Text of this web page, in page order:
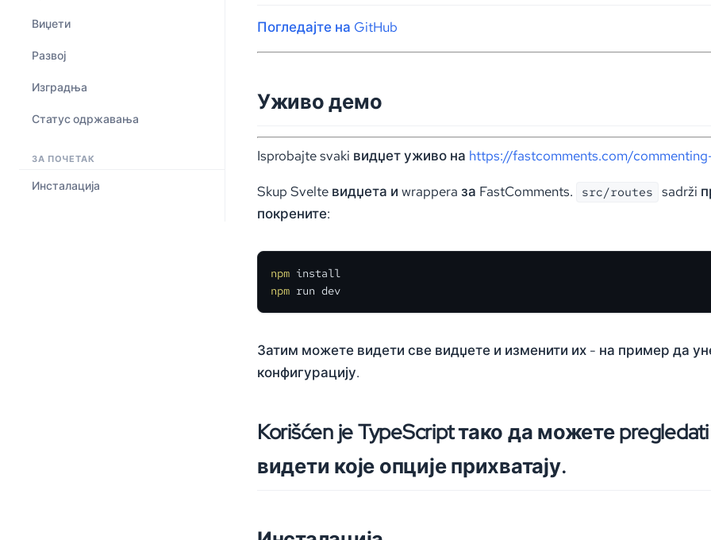
Виџети
Развој
Изградња
Статус одржавања
ЗА ПОЧЕТАК
Инсталација
Погледајте на GitHub
Уживо демо
Isprobajte svaki видџет уживо на https://fastcomments.com/
Skup Svelte видџета и wrappera за FastComments. src/routes sadrži
покрените:
npm
npm run dev
Затим можете видети све видџете и изменити их - на пример да
конфигурацију.
Korišćen je TypeScript тако да можете
видети које опције прихватају.